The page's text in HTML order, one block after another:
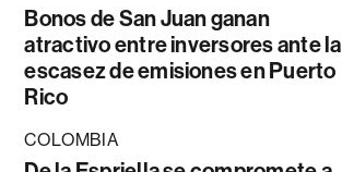
Bonos de San Juan ganan
atractivo entre inversores ante la
escasez de emisiones en Puerto
Rico
COLOMBIA